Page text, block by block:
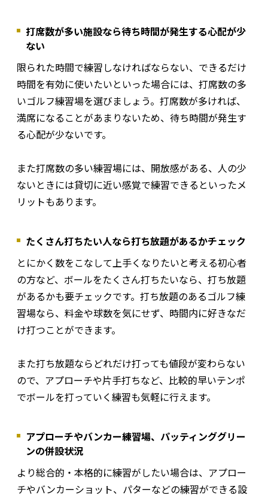
打席数が多い施設なら待ち時間が発生する心配が少
ない
限られた時間で練習しなければならない、できるだけ
時間を有効に使いたいといった場合には、打席数の多
いゴルフ練習場を選びましょう。打席数が多ければ、
満席になることがあまりないため、待ち時間が発生す
る心配が少ないです。
また打席数の多い練習場には、開放感がある、人の少
ないときには貸切に近い感覚で練習できるといったメ
リットもあります。
たくさん打ちたい人なら打ち放題があるかチェック
とにかく数をこなして上手くなりたいと考える初心者
の方など、ボールをたくさん打ちたいなら、打ち放題
があるかも要チェックです。打ち放題のあるゴルフ練
習場なら、料金や球数を気にせず、時間内に好きなだ
け打つことができます。
また打ち放題ならどれだけ打っても値段が変わらない
ので、アプローチや片手打ちなど、比較的早いテンポ
でボールを打っていく練習も気軽に行えます。
アプローチやバンカー練習場、パッティンググリー
ンの併設状況
より総合的・本格的に練習がしたい場合は、アプロー
チやバンカーショット、パターなどの練習ができる設